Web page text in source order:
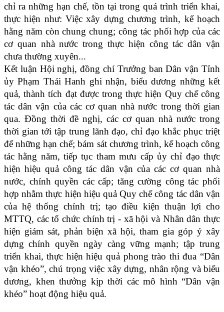
chỉ ra những hạn chế, tồn tại trong quá trình triển khai,
thực hiện như: Việc xây dựng chương trình, kế hoạch
hằng năm còn chung chung; công tác phối hợp của các
cơ quan nhà nước trong thực hiện công tác dân vận
chưa thường xuyên...
Kết luận Hội nghị, đồng chí Trưởng ban Dân vận Tỉnh
ủy Phạm Thái Hanh ghi nhận, biểu dương những kết
quả, thành tích đạt được trong thực hiện Quy chế công
tác dân vận của các cơ quan nhà nước trong thời gian
qua. Đồng thời đề nghị, các cơ quan nhà nước trong
thời gian tới tập trung lãnh đạo, chỉ đạo khắc phục triệt
để những hạn chế; bám sát chương trình, kế hoạch công
tác hằng năm, tiếp tục tham mưu cấp ủy chỉ đạo thực
hiện hiệu quả công tác dân vận của các cơ quan nhà
nước, chính quyền các cấp; tăng cường công tác phối
hợp nhằm thực hiện hiệu quả Quy chế công tác dân vận
của hệ thống chính trị; tạo điều kiện thuận lợi cho
MTTQ, các tổ chức chính trị - xã hội và Nhân dân thực
hiện giám sát, phản biện xã hội, tham gia góp ý xây
dựng chính quyền ngày càng vững mạnh; tập trung
triển khai, thực hiện hiệu quả phong trào thi đua “Dân
vận khéo”, chú trọng việc xây dựng, nhân rộng và biểu
dương, khen thưởng kịp thời các mô hình “Dân vận
khéo” hoạt động hiệu quả.